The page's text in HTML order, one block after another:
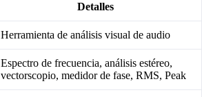
Detalles
Herramienta de análisis visual de audio
Espectro de frecuencia, análisis estéreo,
vectorscopio, medidor de fase, RMS, Peak